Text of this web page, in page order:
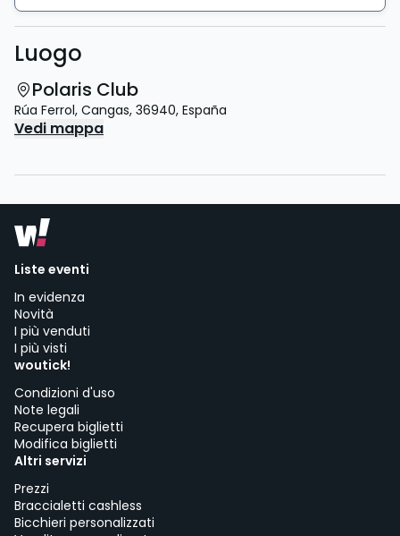
Luogo
Polaris Club
Rúa Ferrol, Cangas, 36940, España
Vedi mappa
Liste eventi
In evidenza
Novità
I più venduti
I più visti
woutick!
Condizioni d'uso
Note legali
Recupera biglietti
Modifica biglietti
Altri servizi
Prezzi
Braccialetti cashless
Bicchieri personalizzati